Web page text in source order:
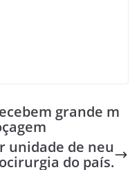
grande m
unidade de neu
do país.